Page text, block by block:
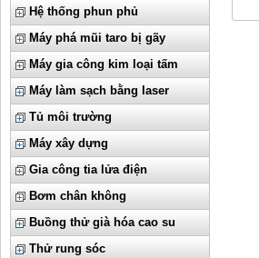
Hệ thống phun phủ
Máy phá mũi taro bị gãy
Máy gia công kim loại tấm
Máy làm sạch bằng laser
Tủ môi trường
Máy xây dựng
Gia công tia lửa điện
Bơm chân không
Buồng thử già hóa cao su
Thử rung sóc